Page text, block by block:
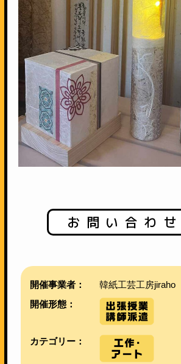
お問い合わ
開催事業者：
韓紙工芸工房jiraho
開催形態：
カテゴリー：